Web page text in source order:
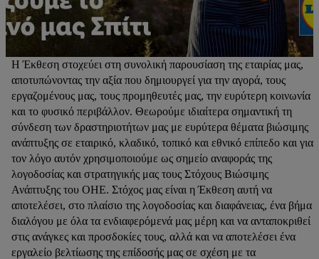
Η Έκθεση στοχεύει στη συνολική παρουσίαση της εταιρίας μας,
αποτυπώνοντας την αξία που δημιουργεί για την αγορά, τους
εργαζομένους μας, τους προμηθευτές μας, την ευρύτερη κοινωνία
και το φυσικό περιβάλλον. Θεωρούμε ιδιαίτερα σημαντική τη
σύνδεση των δραστηριοτήτων μας με ευρύτερα θέματα βιώσιμης
ανάπτυξης σε εταιρικό, κλαδικό, τοπικό και εθνικό επίπεδο και για
τον λόγο αυτόν χρησιμοποιούμε ως σημείο αναφοράς της
λογοδοσίας και στρατηγικής μας τους Στόχους Βιώσιμης
Ανάπτυξης του ΟΗΕ. Στόχος μας είναι η Έκθεση αυτή να
αποτελέσει, στο πλαίσιο της λογοδοσίας και διαφάνειας, ένα βήμα
διαλόγου με όλα τα ενδιαφερόμενά μας μέρη και να ανταποκριθεί
στις ανάγκες και προσδοκίες τους, αλλά και να αποτελέσει ένα
εργαλείο βελτίωσης της επίδοσής μας σε σχέση με τα